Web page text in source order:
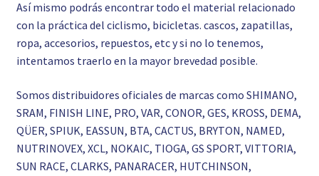
Así mismo podrás encontrar todo el material relacionado
con la práctica del ciclismo, bicicletas. cascos, zapatillas,
ropa, accesorios, repuestos, etc y si no lo tenemos,
intentamos traerlo en la mayor brevedad posible.
Somos distribuidores oficiales de marcas como SHIMANO,
SRAM, FINISH LINE, PRO, VAR, CONOR, GES, KROSS, DEMA,
QÜER, SPIUK, EASSUN, BTA, CACTUS, BRYTON, NAMED,
NUTRINOVEX, XCL, NOKAIC, TIOGA, GS SPORT, VITTORIA,
SUN RACE, CLARKS, PANARACER, HUTCHINSON,